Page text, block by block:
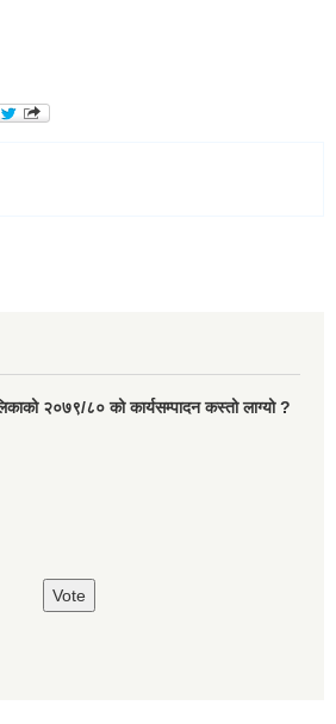
२०७९/८० को कार्यसम्पादन कस्तो लाग्यो ?